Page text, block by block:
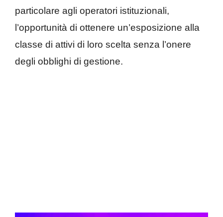
particolare agli operatori istituzionali,
l’opportunità di ottenere un’esposizione alla
classe di attivi di loro scelta senza l’onere
degli obblighi di gestione.